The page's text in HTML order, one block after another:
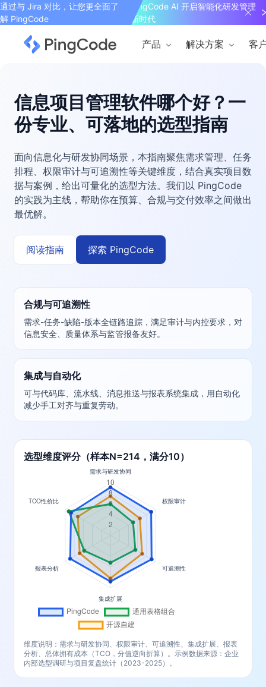
通过与 Jira 对比，让您更全面了
解 PingCode
PingCode AI 开启智能化研发管理
新时代
产品 解决方案 客
信息项目管理软件哪个好？一
份专业、可落地的选型指南
面向信息化与研发协同场景，本指南聚焦需求管理、任务
排程、权限审计与可追溯性等关键维度，结合真实项目数
据与案例，给出可量化的选型方法。我们以 PingCode
的实践为主线，帮助你在预算、合规与交付效率之间做出
最优解。
阅读指南 探索 PingCode
合规与可追溯性
需求-任务-缺陷-版本全链路追踪，满足审计与内控要求，对
信息安全、质量体系与监管报备友好。
集成与自动化
可与代码库、流水线、消息推送与报表系统集成，用自动化
减少手工对齐与重复劳动。
选型维度评分（样本N=214，满分10）
维度说明：需求与研发协同、权限审计、可追溯性、集成扩展、报表
分析、总体拥有成本（TCO，分值逆向折算）。示例数据来源：企业
内部选型调研与项目复盘统计（2023-2025）。